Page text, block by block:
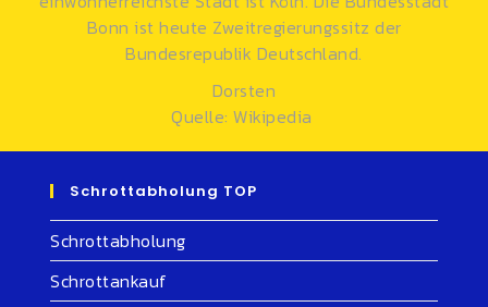
Dorsten
Quelle: Wikipedia
Schrottabholung TOP
Schrottabholung
Schrottankauf